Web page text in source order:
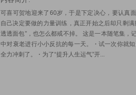
可喜可贺地迎来了60岁，于是下定决心，要认真
自己决定要做的力量训练，真正开始之后却只剩
透透面包”，也怎么都戒不掉。 这是一本随笔集，
中对衰老进行小小反抗的每一天。・试一次你就
全力冲刺了。・为了“提升人生运气”开...